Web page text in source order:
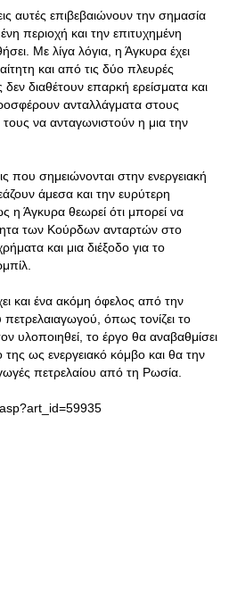
αυτές επιβεβαιώνουν την σημασία
περιοχή και την επιτυχημένη
Με λίγα λόγια, η Άγκυρα έχει
και από τις δύο πλευρές
διαθέτουν επαρκή ερείσματα και
ανταλλάγματα στους
να ανταγωνιστούν η μια την
που σημειώνονται στην ενεργειακή
άμεσα και την ευρύτερη
η Άγκυρα θεωρεί ότι μπορεί να
των Κούρδων ανταρτών στο
και μια διέξοδο για το
και ένα ακόμη όφελος από την
όπως τονίζει το
υλοποιηθεί, το έργο θα αναβαθμίσει
ως ενεργειακό κόμβο και θα την
πετρελαίου από τη Ρωσία.